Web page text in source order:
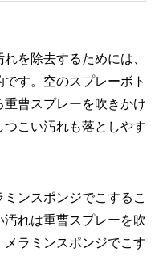
を除去するためには、
す。空のスプレーボト
曹スプレーを吹きかけ
こい汚れも落としやす
ンスポンジでこするこ
れは重曹スプレーを吹
ラミンスポンジでこす